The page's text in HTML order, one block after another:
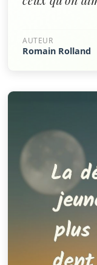
AUTEUR
Romain Rolland